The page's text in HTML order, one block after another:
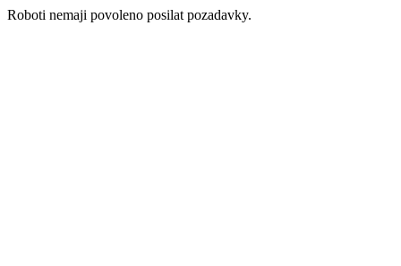
Roboti nemaji povoleno posilat pozadavky.